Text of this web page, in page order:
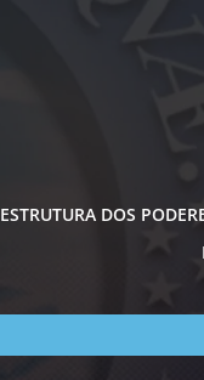
ESTRUTURA DOS